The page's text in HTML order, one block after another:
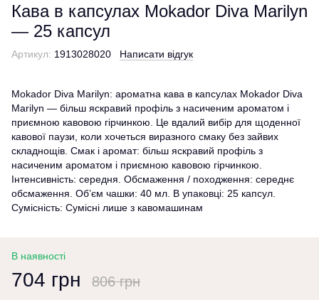
Кава в капсулах Mokador Diva Marilyn
— 25 капсул
Артикул: 1913028020 Написати відгук
Mokador Diva Marilyn: ароматна кава в капсулах Mokador Diva
Marilyn — більш яскравий профіль з насиченим ароматом і
приємною кавовою гірчинкою. Це вдалий вибір для щоденної
кавової паузи, коли хочеться виразного смаку без зайвих
складнощів. Смак і аромат: більш яскравий профіль з
насиченим ароматом і приємною кавовою гірчинкою.
Інтенсивність: середня. Обсмаження / походження: середнє
обсмаження. Об’єм чашки: 40 мл. В упаковці: 25 капсул.
Сумісність: Сумісні лише з кавомашинам
В наявності
704 грн 806 грн